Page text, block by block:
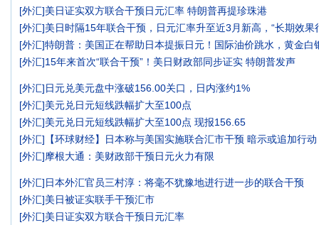
[外汇]美日证实双方联合干预日元汇率 特朗普再提珍珠港
[外汇]美日时隔15年联合干预，日元汇率升至近3月新高，“长期效果
[外汇]特朗普：美国正在帮助日本提振日元！国际油价跳水，黄金白
[外汇]15年来首次“联合干预”！美日财政部同步证实 特朗普发声
[外汇]日元兑美元盘中涨破156.00关口，日内涨约1%
[外汇]美元兑日元短线跌幅扩大至100点
[外汇]美元兑日元短线跌幅扩大至100点 现报156.65
[外汇] 【环球财经】日本称与美国实施联合汇市干预 暗示或追加行动
[外汇]摩根大通：美财政部干预日元火力有限
[外汇]日本外汇官员三村淳：将毫不犹豫地进行进一步的联合干预
[外汇]美日被证实联手干预汇市
[外汇]美日证实双方联合干预日元汇率